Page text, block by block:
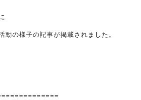
動の様子の記事が掲載されました。
=======